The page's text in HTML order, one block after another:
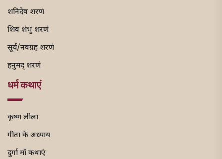
शनिदेव शरणं
शिव शंभु शरणं
सूर्य/नवग्रह शरणं
हनुमद् शरणं
धर्म कथाएं
कृष्ण लीला
गीता के अध्याय
दुर्गा माँ कथाएं